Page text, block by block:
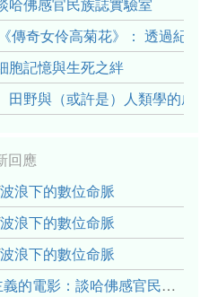
傳奇女伶高菊花》： 透過紀
胞記憶與生死之絆
田野與（或許是）人類學的成
回應
波浪下的數位命脈
波浪下的數位命脈
波浪下的數位命脈
電影：談哈佛感官民族誌實驗室